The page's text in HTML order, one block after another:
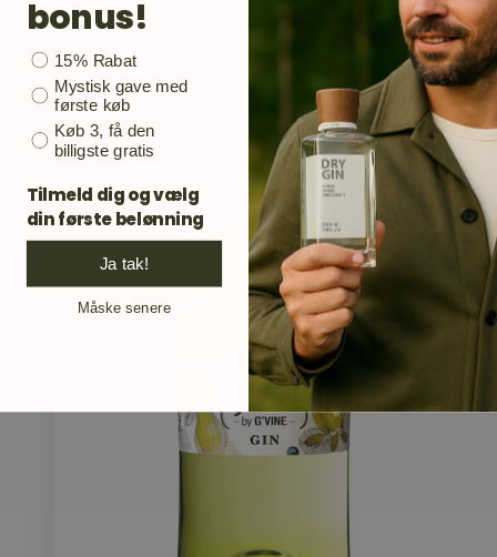
Produkter du tidligere har set
Relaterede varer
bonus!
Bonusgave
15% Rabat
Mystisk gave med
første køb
Køb 3, få den
billigste gratis
Tilmeld dig og vælg
din første belønning
Ja tak!
Måske senere